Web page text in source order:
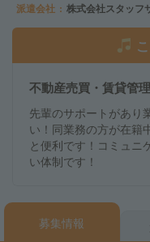
派遣会社
株式会社スタッフ
不動産売買・賃貸管
先輩のサポートがあり
い！同業務の方が在籍
と便利です！コミュニ
い体制です！
募集情報